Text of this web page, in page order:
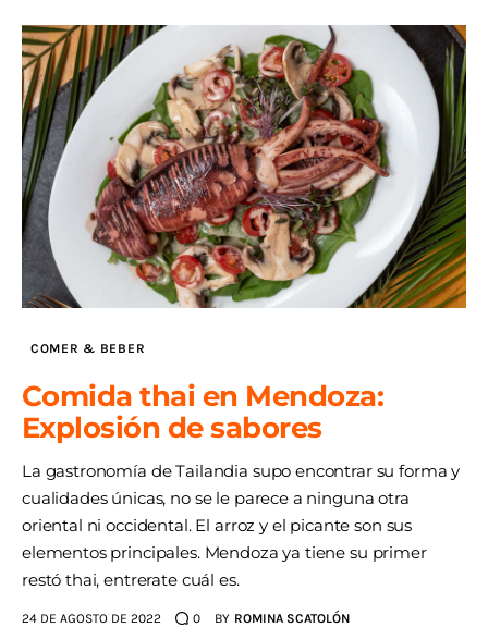
COMER & BEBER
Comida thai en Mendoza:
Explosión de sabores
La gastronomía de Tailandia supo encontrar su forma y
cualidades únicas, no se le parece a ninguna otra
oriental ni occidental. El arroz y el picante son sus
elementos principales. Mendoza ya tiene su primer
restó thai, entrerate cuál es.
24 DE AGOSTO DE 2022 0 BY ROMINA SCATOLÓN